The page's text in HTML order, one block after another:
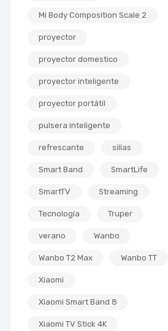
Mi Body Composition Scale 2
proyector
proyector domestico
proyector inteligente
proyector portátil
pulsera inteligente
refrescante sillas
Smart Band SmartLife
SmartTV Streaming
Tecnología Truper
verano Wanbo
Wanbo T2 Max Wanbo TT
Xiaomi
Xiaomi Smart Band 8
Xiaomi TV Stick 4K